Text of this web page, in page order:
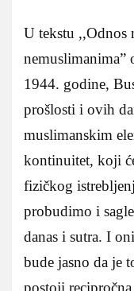
U tekstu ,,Odnos
1944. godine,
prošlosti i ovih
muslimanskim
kontinuitet, koji
fizičkog
probudimo i
danas i sutra. I
bude jasno da je
postoji